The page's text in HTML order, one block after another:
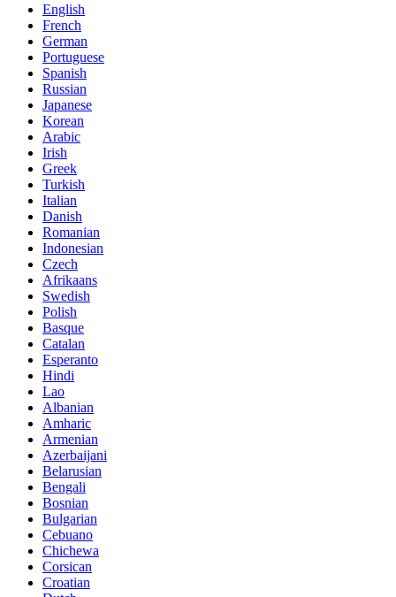
English
French
German
Portuguese
Spanish
Russian
Japanese
Korean
Arabic
Irish
Greek
Turkish
Italian
Danish
Romanian
Indonesian
Czech
Afrikaans
Swedish
Polish
Basque
Catalan
Esperanto
Hindi
Lao
Albanian
Amharic
Armenian
Azerbaijani
Belarusian
Bengali
Bosnian
Bulgarian
Cebuano
Chichewa
Corsican
Croatian